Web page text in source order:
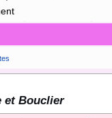
et Bouclier